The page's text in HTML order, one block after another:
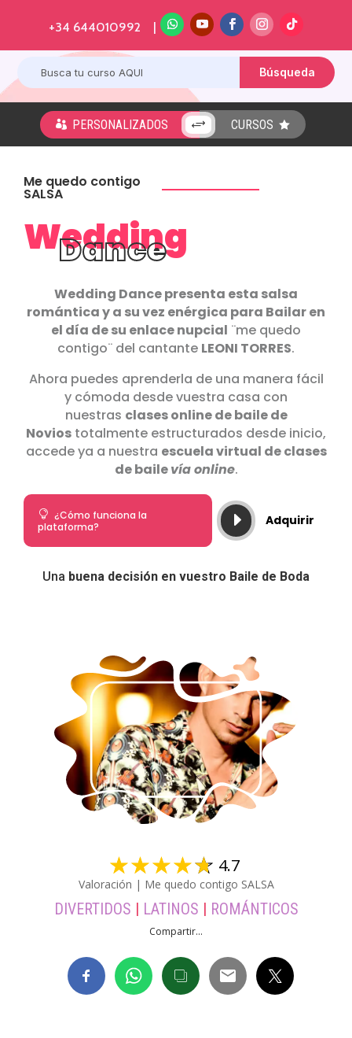
+34 644010992 |
 PERSONALIZADOS + CURSOS 
Me quedo contigo
SALSA
Wedding
Dance
Wedding Dance presenta esta salsa
romántica y a su vez enérgica para Bailar en
el día de su enlace nupcial ¨me quedo
contigo¨ del cantante LEONI TORRES.
Ahora puedes aprenderla de una manera fácil
y cómoda desde vuestra casa con
nuestras clases online de baile de
Novios totalmente estructurados desde inicio,
accede ya a nuestra escuela virtual de clases
de bailevía online.
 ¿Cómo funciona la
plataforma?
E Adquirir
Una buena decisión en vuestro Baile de Boda
☆☆☆☆☆ 4.7
Valoración | Me quedo contigo SALSA
DIVERTIDOS | LATINOS | ROMÁNTICOS
Compartir...